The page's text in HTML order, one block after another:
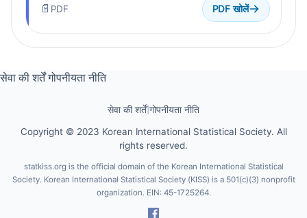
📄 PDF PDF खोलें
सेवा की शर्तें गोपनीयता नीति
सेवा की शर्तें|गोपनीयता नीति
Copyright © 2023 Korean International Statistical Society. All
rights reserved.
statkiss.org is the official domain of the Korean International Statistical
Society. Korean International Statistical Society (KISS) is a 501(c)(3) nonprofit
organization. EIN: 45-1725264.